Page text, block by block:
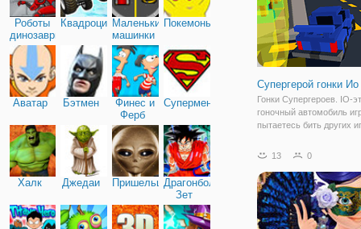
Роботы
динозавры
КвадроциклыМаленькие
машинки
Покемоны
Аватар Бэтмен
Финес и
Ферб
Супермен
Халк Джедаи ПришельцыДрагонболл
Зет
Супергерой гонки Ио
Гонки Супергероев. IO-
гоночный автомобиль
пытаетесь бить других
выберите супергерой
из(Бэтмен, Железный
Халк, Человек-Паук,
13 0